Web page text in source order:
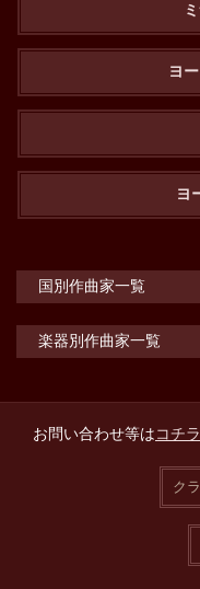
ヨ
ヨ
国別作曲家一覧
楽器別作曲家一覧
お問い合わせ等はコチラ
ク